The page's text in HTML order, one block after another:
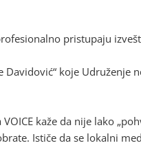
pristupaju
koje Udruženje
VOICE kaže da nije lako
Ističe da se lokalni